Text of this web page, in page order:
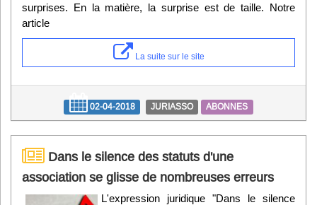
surprises. En la matière, la surprise est de taille. Notre
article
La suite sur le site
02-04-2018 JURIASSO ABONNES
Dans le silence des statuts d'une
association se glisse de nombreuses erreurs
L'expression juridique "Dans le silence